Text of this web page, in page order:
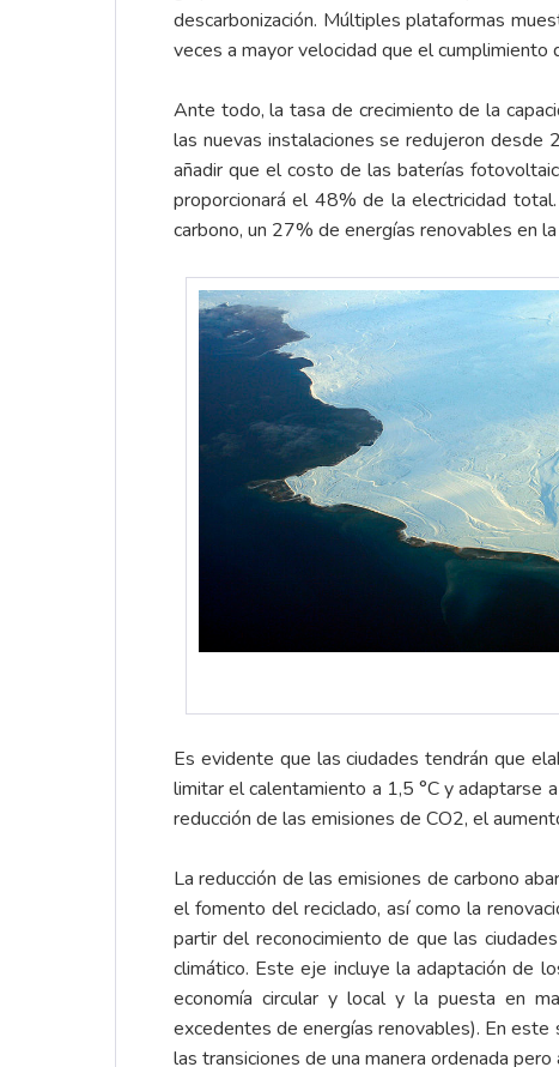
descarbonización. Múltiples plataformas
veces a mayor velocidad que el cumplimiento
Ante todo, la tasa de crecimiento de la
las nuevas instalaciones se redujeron
añadir que el costo de las baterías
proporcionará el 48% de la electricidad
carbono, un 27% de energías renovables en
Es evidente que las ciudades tendrán que
limitar el calentamiento a 1,5 °C y adaptarse
reducción de las emisiones de CO2, el
La reducción de las emisiones de carbono
el fomento del reciclado, así como la
partir del reconocimiento de que las
climático. Este eje incluye la adaptación de
economía circular y local y la puesta en
excedentes de energías renovables). En
las transiciones de una manera ordenada pero